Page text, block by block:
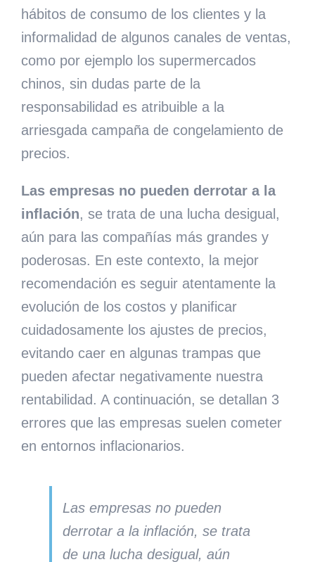
hábitos de consumo de los clientes y la
informalidad de algunos canales de ventas,
como por ejemplo los supermercados
chinos, sin dudas parte de la
responsabilidad es atribuible a la
arriesgada campaña de congelamiento de
precios.
Las empresas no pueden derrotar a la
inflación, se trata de una lucha desigual,
aún para las compañías más grandes y
poderosas. En este contexto, la mejor
recomendación es seguir atentamente la
evolución de los costos y planificar
cuidadosamente los ajustes de precios,
evitando caer en algunas trampas que
pueden afectar negativamente nuestra
rentabilidad. A continuación, se detallan 3
errores que las empresas suelen cometer
en entornos inflacionarios.
Las empresas no pueden
derrotar a la inflación, se trata
de una lucha desigual, aún